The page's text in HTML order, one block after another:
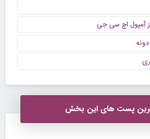
آمپول اچ سی جی
پست های این بخش